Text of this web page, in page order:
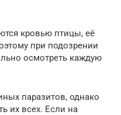
кровью птицы, её
при подозрении
осмотреть каждую
паразитов, однако
их всех. Если на